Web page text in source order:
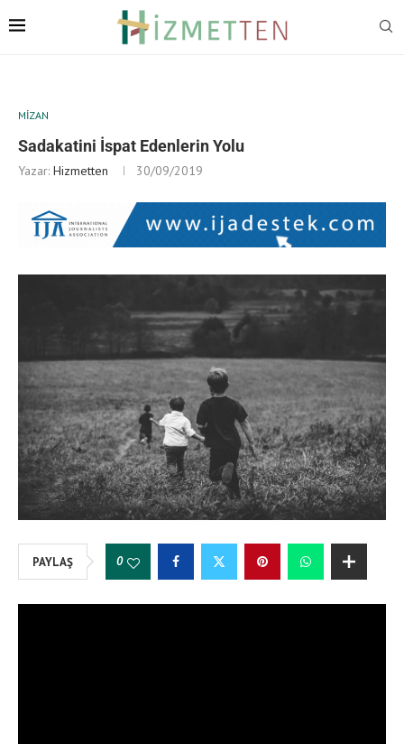
MIZAN
Sadakatini İspat Edenlerin Yolu
Yazar: Hizmetten 30/09/2019
PAYLAŞ 0